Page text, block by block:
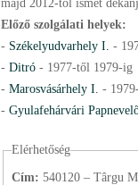
Előző szolgálati helyek:
- Székelyudvarhely I. -
- Ditró - 1977-től 1979-ig
- Marosvásárhely I. - 1979
- Gyulafehárvári
Elérhetőség
Cím: 540120 – Târgu